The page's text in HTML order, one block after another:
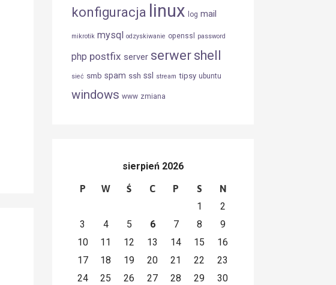
konfiguracja linux log mail
mikrotik mysql odzyskiwanie openssl password
php postfix server serwer shell
sieć smb spam ssh ssl stream tipsy ubuntu
windows www zmiana
sierpień 2026
P W Ś C P S N
1
2
3
4 5 6 7 8
9
10
11 12 13 14 15
16
17
18 19 20 21 22
23
24
25 26 27 28 29
30